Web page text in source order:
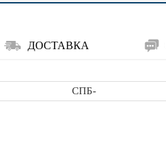
ДОСТАВКА
СПБ-